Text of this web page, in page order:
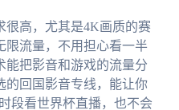
很高，尤其是4K画质的赛
限流量，不用担心看一半
能把影音和游戏的流量分
的回国影音专线，能让你
段看世界杯直播，也不会